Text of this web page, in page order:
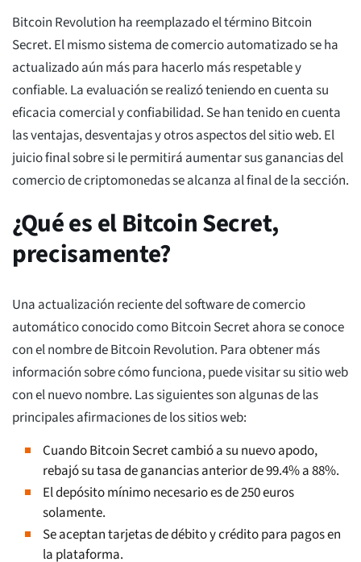
Bitcoin Revolution ha reemplazado el término Bitcoin
Secret. El mismo sistema de comercio automatizado se ha
actualizado aún más para hacerlo más respetable y
confiable. La evaluación se realizó teniendo en cuenta su
eficacia comercial y confiabilidad. Se han tenido en cuenta
las ventajas, desventajas y otros aspectos del sitio web. El
juicio final sobre si le permitirá aumentar sus ganancias del
comercio de criptomonedas se alcanza al final de la sección.
¿Qué es el Bitcoin Secret,
precisamente?
Una actualización reciente del software de comercio
automático conocido como Bitcoin Secret ahora se conoce
con el nombre de Bitcoin Revolution. Para obtener más
información sobre cómo funciona, puede visitar su sitio web
con el nuevo nombre. Las siguientes son algunas de las
principales afirmaciones de los sitios web:
Cuando Bitcoin Secret cambió a su nuevo apodo,
rebajó su tasa de ganancias anterior de 99.4% a 88%.
El depósito mínimo necesario es de 250 euros
solamente.
Se aceptan tarjetas de débito y crédito para pagos en
la plataforma.